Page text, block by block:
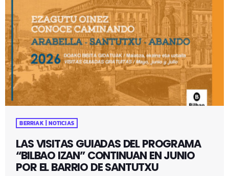
BERRIAK | NOTICIAS
LAS VISITAS GUIADAS DEL PROGRAMA
“BILBAO IZAN” CONTINUAN EN JUNIO
POR EL BARRIO DE SANTUTXU